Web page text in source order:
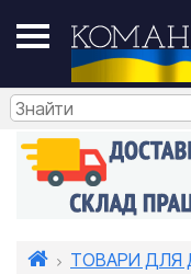
ТОВАРИ ДЛЯ